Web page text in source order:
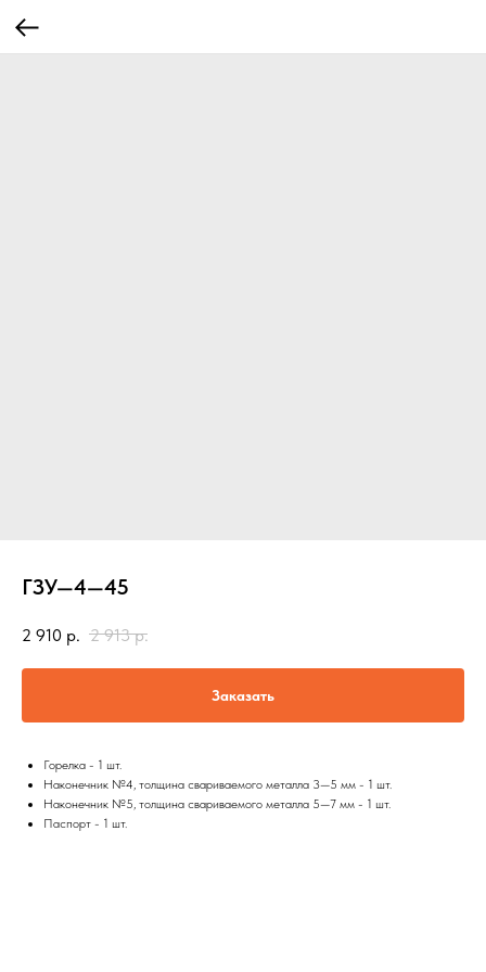
ГЗУ—4—45
2 910 р. 2 913 р.
Заказать
Горелка - 1 шт.
Наконечник №4, толщина свариваемого металла 3—5 мм - 1 шт.
Наконечник №5, толщина свариваемого металла 5—7 мм - 1 шт.
Паспорт - 1 шт.